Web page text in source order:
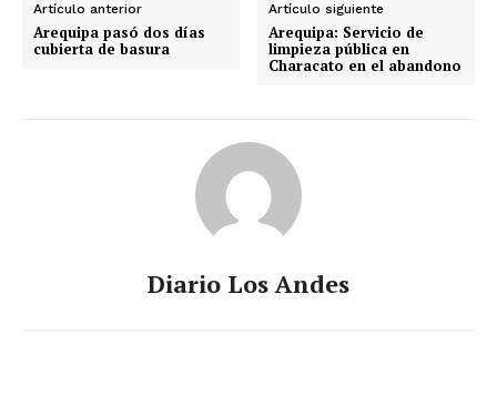
Artículo anterior
Arequipa pasó dos días
cubierta de basura
Artículo siguiente
Arequipa: Servicio de
limpieza pública en
Characato en el abandono
Diario Los Andes